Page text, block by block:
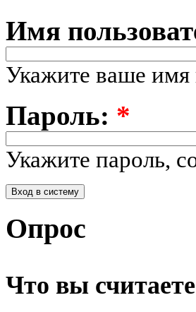
Имя
Укажите ваше имя
Пароль: *
Укажите пароль,
Опрос
Что вы